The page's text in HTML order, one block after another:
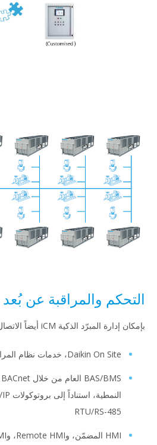
التحكم والمراقبة عن بُعد
بإمكان إدارة المبرّد الذكية iCM أيضاً الاتصال مع:
Daikin On Site، خدمات نظام المراقبة والتحكم عن بُعد لدينا
RTU/RS-485